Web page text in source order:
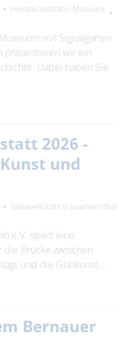
Heidekrautbahn-Museum
mit Signalgarten
präsentieren wir ein
Dabei haben Sie
2026 -
und
Glaswerkstatt in Joachimsthal
e.V. spielt eine
Brücke zwischen
und die Glaskunst …
Bernauer